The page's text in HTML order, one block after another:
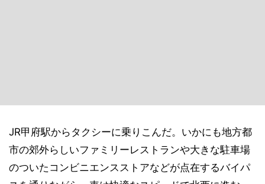
JR甲府駅からタクシーに乗りこんだ。いかにも地方都
市の郊外らしいファミリーレストランや大きな駐車場
のついたコンビニエンスストアなどが点在するバイパ